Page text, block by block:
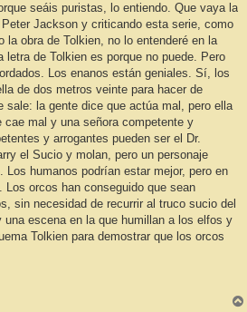
seáis puristas, lo entiendo. Que vaya la
Jackson y criticando esta serie, como
la obra de Tolkien, no lo entenderé en la
de Tolkien es porque no puede. Pero
Los enanos están geniales. Sí, los
de dos metros veinte para hacer de
sale: la gente dice que actúa mal, pero ella
cae mal y una señora competente y
y arrogantes pueden ser el Dr.
el Sucio y molan, pero un personaje
Los humanos podrían estar mejor, pero en
orcos han conseguido que sean
sin necesidad de recurrir al truco sucio del
una escena en la que humillan a los elfos y
Tolkien para demostrar que los orcos